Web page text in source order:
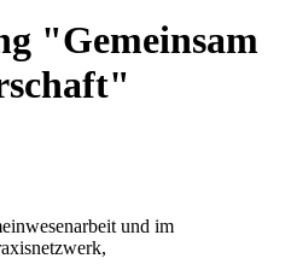
"Gemeinsam
und im